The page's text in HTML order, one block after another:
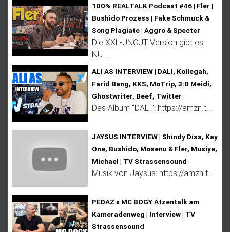
100% REALTALK Podcast #46 | Fler |
Bushido Prozess | Fake Schmuck &
Song Plagiate | Aggro & Specter
Die XXL-UNCUT Version gibt es
NU...
ALI AS INTERVIEW | DALI, Kollegah,
Farid Bang, KKS, MoTrip, 3:0 Meidi,
Ghostwriter, Beef, Twitter
Das Album "DALI": https://amzn.t...
JAYSUS INTERVIEW | Shindy Diss, Kay
One, Bushido, Mosenu & Fler, Musiye,
Michael | TV Strassensound
Musik von Jaysus: https://amzn.t...
PEDAZ x MC BOGY Atzentalk am
Kameradenweg | Interview | TV
Strassensound